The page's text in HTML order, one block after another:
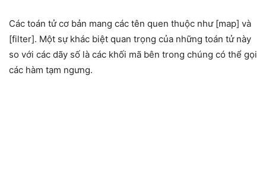
Các toán tử cơ bản mang các tên quen thuộc như [map] và
[filter]. Một sự khác biệt quan trọng của những toán tử này
so với các dãy số là các khối mã bên trong chúng có thể gọi
các hàm tạm ngưng.